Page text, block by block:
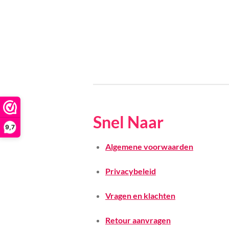
9,7 Snel Naar
Algemene voorwaarden
Privacybeleid
Vragen en klachten
Retour aanvragen